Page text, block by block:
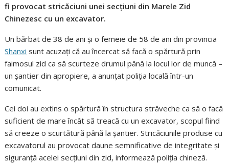
fi provocat stricăciuni unei secțiuni din Marele Zid
Chinezesc cu un excavator.
Un bărbat de 38 de ani și o femeie de 58 de ani din provincia
Shanxi sunt acuzați că au încercat să facă o spărtură prin
faimosul zid ca să scurteze drumul până la locul lor de muncă –
un șantier din apropiere, a anunțat poliția locală într-un
comunicat.
Cei doi au extins o spărtură în structura străveche ca să o facă
suficient de mare încât să treacă cu un excavator, scopul fiind
să creeze o scurtătură până la șantier. Stricăciunile produse cu
excavatorul au provocat daune semnificative de integritate și
siguranță acelei secțiuni din zid, informează poliția chineză.